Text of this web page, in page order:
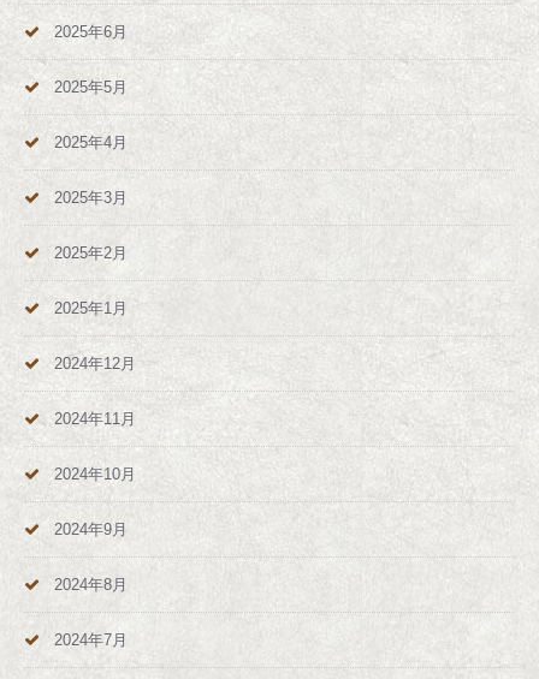
2025年6月
2025年5月
2025年4月
2025年3月
2025年2月
2025年1月
2024年12月
2024年11月
2024年10月
2024年9月
2024年8月
2024年7月